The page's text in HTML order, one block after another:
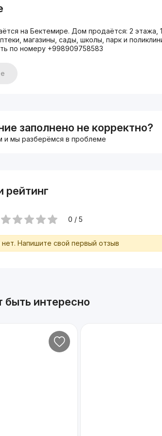
на Бектемире. Дом продаётся: 2
магазины, сады, школы, парк и
по номеру +998909758583
заполнено не корректно?
и мы разберёмся в проблеме
рейтинг
0 / 5
Напишите свой первый отзыв
интересно